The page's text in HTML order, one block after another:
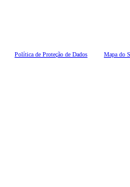
Política de Proteção de Dados Mapa do